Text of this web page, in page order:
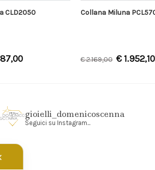
CLD2050 Collana Miluna
€2.169,00 €1.952,10
gioielli_domenicoscenna
Seguici su Instagram...